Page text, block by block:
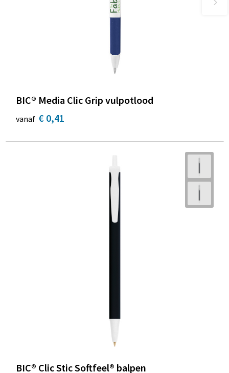
BIC® Media Clic Grip vulpotlood
vanaf € 0,41
BIC® Clic Stic Softfeel® balpen